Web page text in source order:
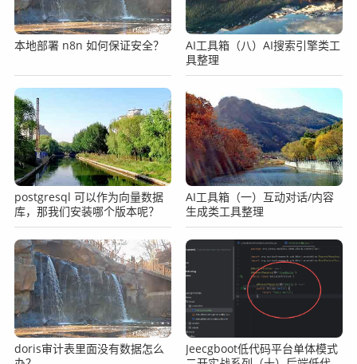
本地部署 n8n 如何保证安全？
AI工具箱（八）AI搜索引擎类工
具整理
postgresql 可以作为向量数据
库，那我们安装哪个版本呢？
AI工具箱（一）互动对话/内容
生成类工具整理
doris审计表里面没有数据怎么
Jeecgboot低代码平台单体模式